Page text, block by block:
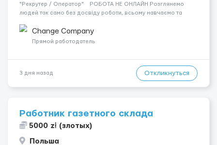
"Рекрутер / Оператор" РОБОТА НЕ ОНЛАЙН Розглянемо
людей так само без досвіду роботи, всьому навчаємо та
чи країні, ми оплачуємо вам переїзд, щоб ви працювали у ...
Change Company
Прямой работодатель
3 дня назад Откликнуться
Работник газетного склада
5000 zł (злотых)
Польша